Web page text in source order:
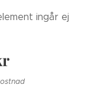
ingår ej